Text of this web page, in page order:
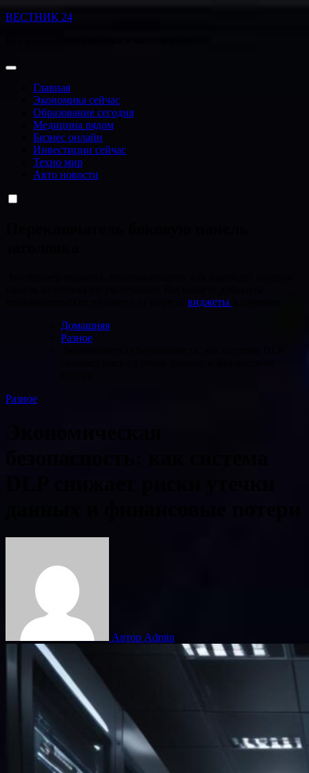
Перейти
ВЕСТНИК 24
Главная
Экономика сейчас
Образование сегодня
Медицина рядом
Бизнес онлайн
Инвестиции сейчас
Техно мир
Авто новости
виджеты
Домашняя
Разное
Разное
Автор Admin